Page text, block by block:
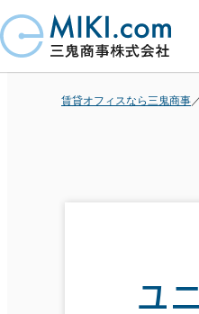
賃貸オフィスなら三鬼商事
ユ